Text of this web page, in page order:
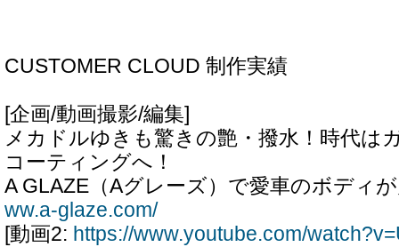
CUSTOMER CLOUD 制作実績
[企画/動画撮影/編集]
メカドルゆきも驚きの艶・撥水！時代は
コーティングへ！
A GLAZE（Aグレーズ）で愛車のボディ
ww.a-glaze.com/
[動画2: https://www.youtube.com/